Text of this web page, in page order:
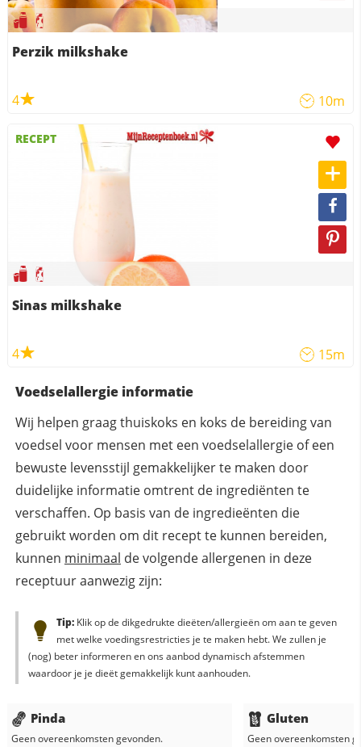
Perzik milkshake
4 10m
RECEPT
Sinas milkshake
4 15m
Voedselallergie informatie
Wij helpen graag thuiskoks en koks de bereiding van
voedsel voor mensen met een voedselallergie of een
bewuste levensstijl gemakkelijker te maken door
duidelijke informatie omtrent de ingrediënten te
verschaffen. Op basis van de ingredieënten die
gebruikt worden om dit recept te kunnen bereiden,
kunnen minimaal de volgende allergenen in deze
receptuur aanwezig zijn:
Tip:Klik op de dikgedrukte dieëten/allergieën om aan te geven
met welke voedingsrestricties je te maken hebt. We zullen je
(nog) beter informeren en ons aanbod dynamisch afstemmen
waardoor je je dieët gemakkelijk kunt aanhouden.
Pinda
Geen overeenkomsten gevonden.
Gluten
Geen overeenkomsten